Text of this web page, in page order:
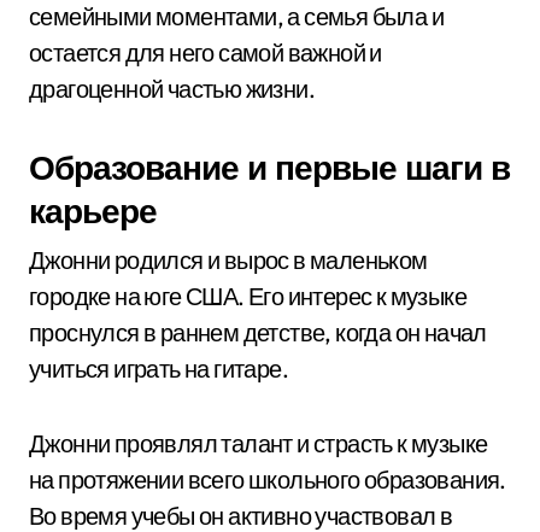
семейными моментами, а семья была и
остается для него самой важной и
драгоценной частью жизни.
Образование и первые шаги в
карьере
Джонни родился и вырос в маленьком
городке на юге США. Его интерес к музыке
проснулся в раннем детстве, когда он начал
учиться играть на гитаре.
Джонни проявлял талант и страсть к музыке
на протяжении всего школьного образования.
Во время учебы он активно участвовал в